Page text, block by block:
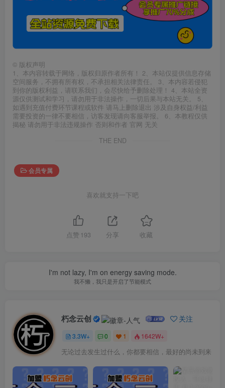
© 版权声明
1、本内容转载于网络，版权归原作者所有！ 2、本站仅提供信息存储
空间服务，不拥有所有权，不承担相关法律责任。 3、本内容若侵犯
到你的版权利益，请联系我们，会尽快给予删除处理！ 4、本站全资
源仅供测试和学习，请勿用于非法操作，一切后果与本站无关。 5、
如遇到充值付费环节课程或软件 请马上删除退出 涉及自身权益/利益
需要投资的一律不要相信，访客发现请向客服举报。 6、本教程仅供
揭秘 请勿用于非法违规操作 否则和作者 官网 无关
THE END
会员专属
喜欢就支持一下吧
点赞 193 分享 收藏
I'm not lazy, I'm on energy saving mode.
我不懒，我只是开启了节能模式
朽念云创 关注
3.3W+ 0 1 1642W+
无论过去发生过什么，你都要相信，最好的尚未到来